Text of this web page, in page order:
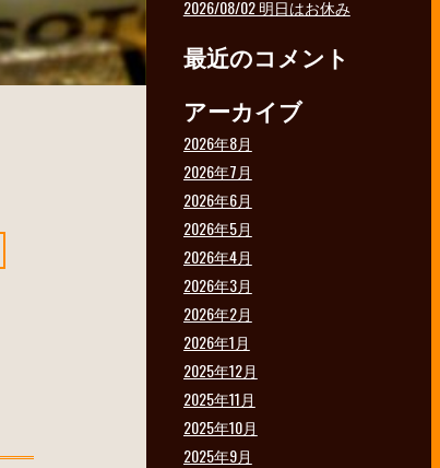
2026/08/02 明日はお休み
最近のコメント
アーカイブ
2026年8月
2026年7月
2026年6月
2026年5月
2026年4月
2026年3月
2026年2月
2026年1月
2025年12月
2025年11月
2025年10月
2025年9月